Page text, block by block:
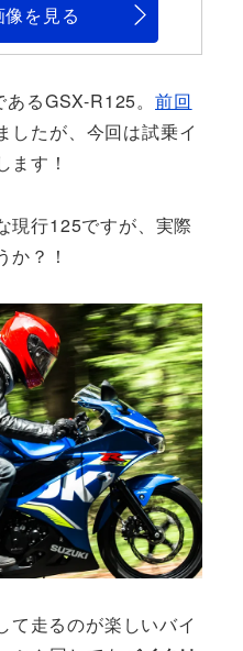
を見る
るGSX-R125。 前回
したが、今回は試乗イ
ます！
現行125ですが、実際
か？！
て走るのが楽しいバイ